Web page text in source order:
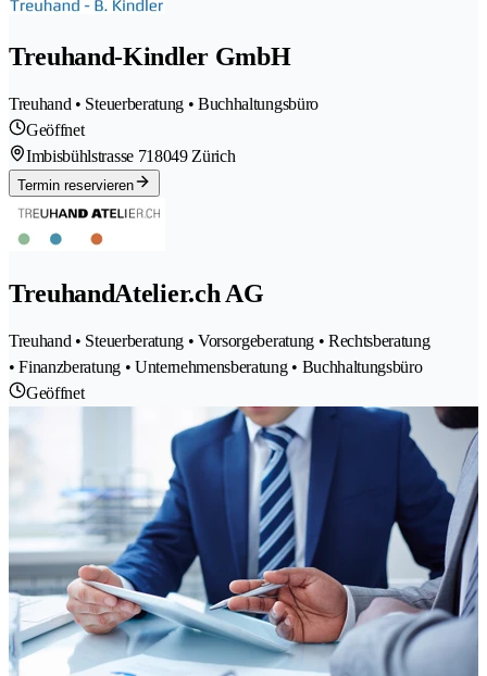
Treuhand-Kindler GmbH
Treuhand • Steuerberatung • Buchhaltungsbüro
Geöffnet
Imbisbühlstrasse 718049 Zürich
Termin reservieren
TreuhandAtelier.ch AG
Treuhand • Steuerberatung • Vorsorgeberatung • Rechtsberatung
• Finanzberatung • Unternehmensberatung • Buchhaltungsbüro
Geöffnet